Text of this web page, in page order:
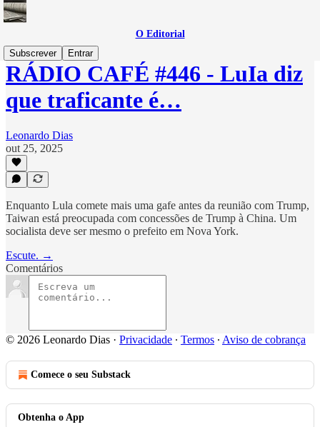
O Editorial
Subscrever
Entrar
RÁDIO CAFÉ #446 - LuIa diz
que traficante é…
Leonardo Dias
out 25, 2025
Enquanto Lula comete mais uma gafe antes da reunião com Trump,
Taiwan está preocupada com concessões de Trump à China. Um
socialista deve ser mesmo o prefeito em Nova York.
Escute. →
Comentários
© 2026 Leonardo Dias · Privacidade ∙ Termos ∙ Aviso de cobrança
Comece o seu Substack
Obtenha o App